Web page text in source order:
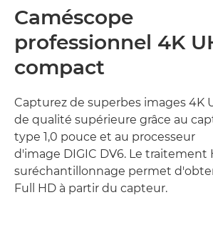
Caméscope
professionnel 4K
compact
Capturez de superbes images 4K
de qualité supérieure grâce au
type 1,0 pouce et au processeur
d'image DIGIC DV6. Le traitement
suréchantillonnage permet
Full HD à partir du capteur.